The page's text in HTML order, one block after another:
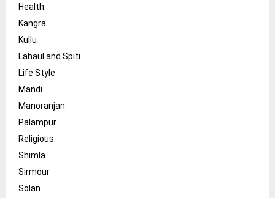
Health
Kangra
Kullu
Lahaul and Spiti
Life Style
Mandi
Manoranjan
Palampur
Religious
Shimla
Sirmour
Solan